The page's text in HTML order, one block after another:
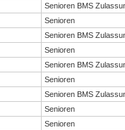
Senioren BMS
Senioren
Senioren BMS
Senioren
Senioren BMS
Senioren
Senioren BMS
Senioren
Senioren